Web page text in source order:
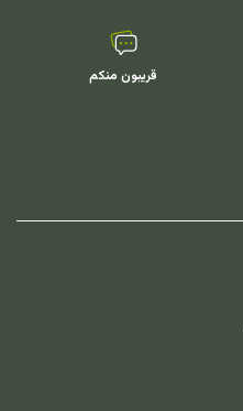
قريبون منكم